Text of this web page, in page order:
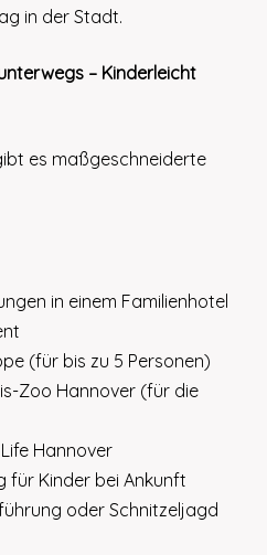
in der Stadt.
– Kinderleicht
es maßgeschneiderte
in einem Familienhotel
(für bis zu 5 Personen)
Zoo Hannover (für die
Hannover
für Kinder bei Ankunft
oder Schnitzeljagd